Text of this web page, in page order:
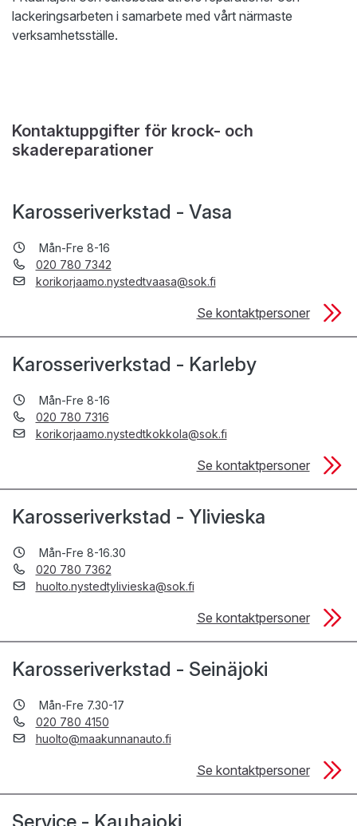
lackeringsarbeten i samarbete med vårt närmaste
verksamhetsställe.
Kontaktuppgifter för krock- och
skadereparationer
Karosseriverkstad - Vasa
Mån-Fre 8-16
020 780 7342
korikorjaamo.nystedtvaasa@sok.fi
Se kontaktpersoner
Karosseriverkstad - Karleby
Mån-Fre 8-16
020 780 7316
korikorjaamo.nystedtkokkola@sok.fi
Se kontaktpersoner
Karosseriverkstad - Ylivieska
Mån-Fre 8-16.30
020 780 7362
huolto.nystedtylivieska@sok.fi
Se kontaktpersoner
Karosseriverkstad - Seinäjoki
Mån-Fre 7.30-17
020 780 4150
huolto@maakunnanauto.fi
Se kontaktpersoner
Service - Kauhajoki